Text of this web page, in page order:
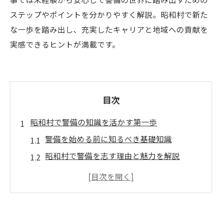
ステップやポイントを分かりやすく解説。昭和村で新た
な一歩を踏み出し、充実したキャリアと地域への貢献を
実感できるヒントが満載です。
目次
昭和村で警備の知識を活かす第一歩
警備を始める前に知るべき基礎知識
昭和村で警備を志す理由と魅力を解説
警備の仕事に役立つ心構えとは何か